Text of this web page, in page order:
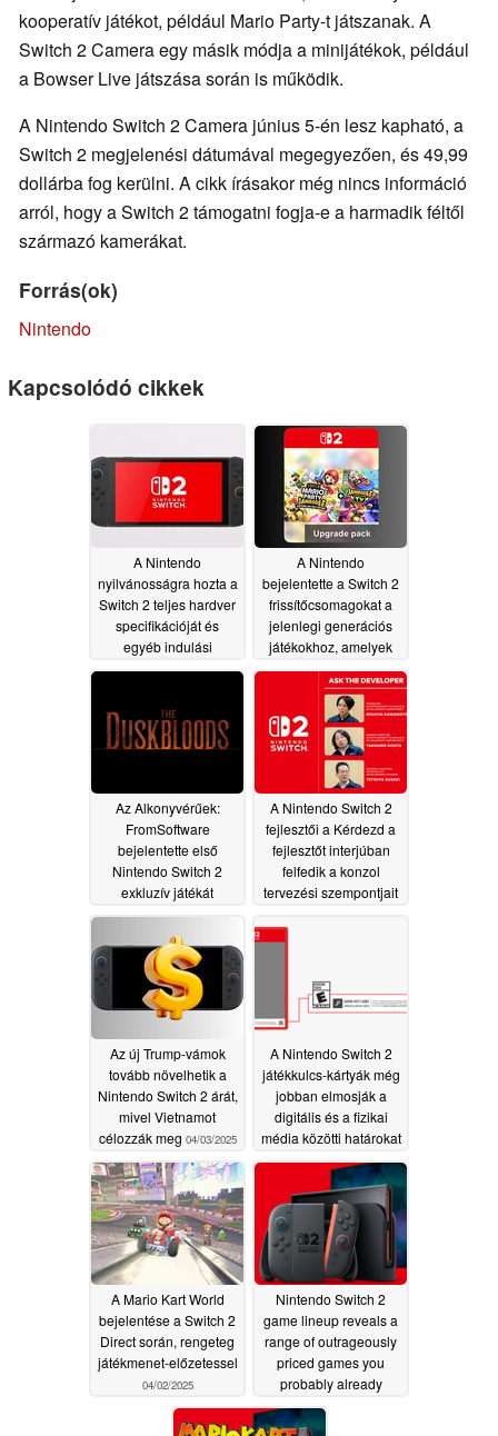
kooperatív játékot, például Mario Party-t játszanak. A
Switch 2 Camera egy másik módja a minijátékok, például
a Bowser Live játszása során is működik.
A Nintendo Switch 2 Camera június 5-én lesz kapható, a
Switch 2 megjelenési dátumával megegyezően, és 49,99
dollárba fog kerülni. A cikk írásakor még nincs információ
arról, hogy a Switch 2 támogatni fogja-e a harmadik féltől
származó kamerákat.
Forrás(ok)
Nintendo
Kapcsolódó cikkek
A Nintendo
nyilvánosságra hozta a
Switch 2 teljes hardver
specifikációját és
egyéb indulási
részleteket04/03/2025
A Nintendo
bejelentette a Switch 2
frissítőcsomagokat a
jelenlegi generációs
játékokhoz, amelyek
nagyobb teljesítményt
nyújtanak04/03/2025
Az Alkonyvérűek:
FromSoftware
bejelentette első
Nintendo Switch 2
exkluzív játékát
04/03/2025
A Nintendo Switch 2
fejlesztői a Kérdezd a
fejlesztőt interjúban
felfedik a konzol
tervezési szempontjait
Az új Trump-vámok
tovább növelhetik a
Nintendo Switch 2 árát,
mivel Vietnamot
célozzák meg 04/03/2025
A Nintendo Switch 2
játékkulcs-kártyák még
jobban elmosják a
digitális és a fizikai
média közötti határokat
04/02/2025
A Mario Kart World
bejelentése a Switch 2
Direct során, rengeteg
játékmenet-előzetessel
04/02/2025
Nintendo Switch 2
game lineup reveals a
range of outrageously
priced games you
probably already
bought cheaper
elsewhere